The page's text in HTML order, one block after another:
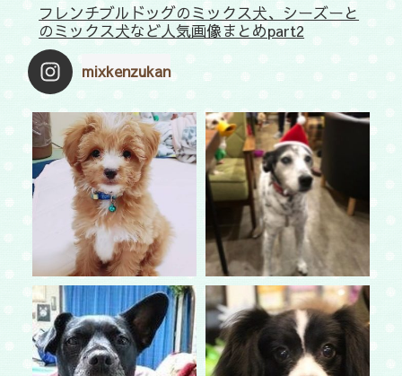
フレンチブルドッグのミックス犬、シーズーと
のミックス犬など人気画像まとめpart2
mixkenzukan